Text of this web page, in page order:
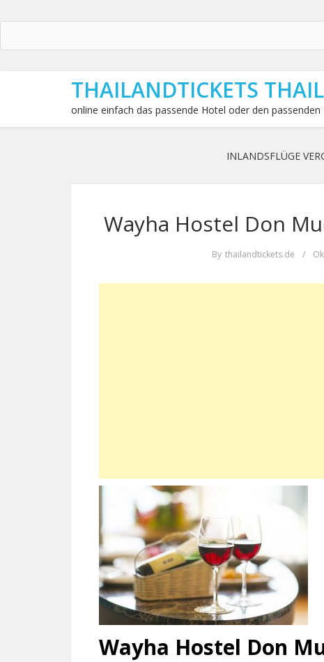
THAILANDTICKETS
online einfach das passende Hotel oder den passenden
INLANDSFLÜGE
Wayha Hostel Don
By thailandtickets.de /
Wayha Hostel Don